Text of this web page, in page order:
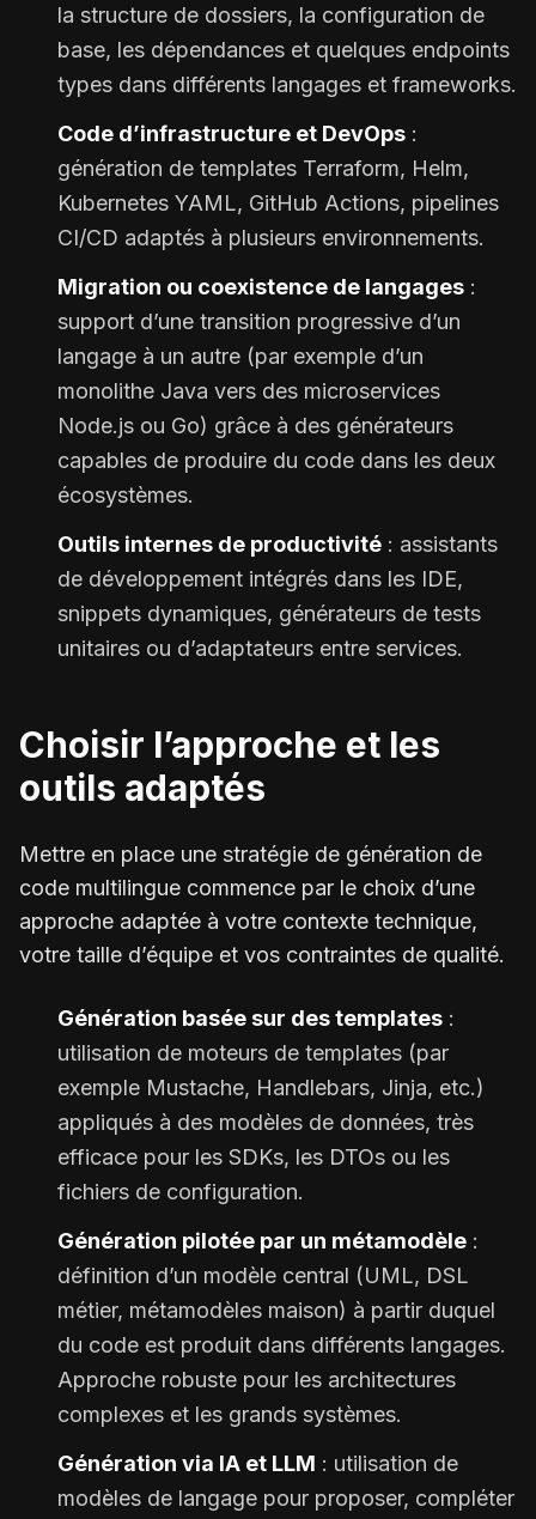
la structure de dossiers, la configuration de
base, les dépendances et quelques endpoints
types dans différents langages et frameworks.
Code d’infrastructure et DevOps :
génération de templates Terraform, Helm,
Kubernetes YAML, GitHub Actions, pipelines
CI/CD adaptés à plusieurs environnements.
Migration ou coexistence de langages :
support d’une transition progressive d’un
langage à un autre (par exemple d’un
monolithe Java vers des microservices
Node.js ou Go) grâce à des générateurs
capables de produire du code dans les deux
écosystèmes.
Outils internes de productivité : assistants
de développement intégrés dans les IDE,
snippets dynamiques, générateurs de tests
unitaires ou d’adaptateurs entre services.
Choisir l’approche et les
outils adaptés
Mettre en place une stratégie de génération de
code multilingue commence par le choix d’une
approche adaptée à votre contexte technique,
votre taille d’équipe et vos contraintes de qualité.
Génération basée sur des templates :
utilisation de moteurs de templates (par
exemple Mustache, Handlebars, Jinja, etc.)
appliqués à des modèles de données, très
efficace pour les SDKs, les DTOs ou les
fichiers de configuration.
Génération pilotée par un métamodèle :
définition d’un modèle central (UML, DSL
métier, métamodèles maison) à partir duquel
du code est produit dans différents langages.
Approche robuste pour les architectures
complexes et les grands systèmes.
Génération via IA et LLM : utilisation de
modèles de langage pour proposer, compléter